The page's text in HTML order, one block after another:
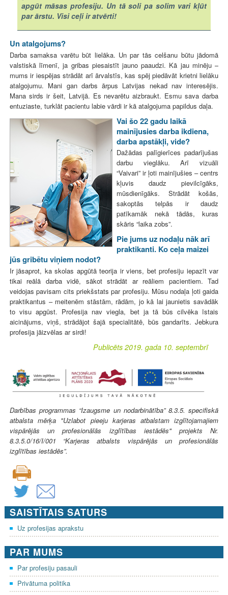
apgūt māsas profesiju. Un tā soli pa solim vari kļūt
par ārstu. Visi ceļi ir atvērti!
Un atalgojums?
Darba samaksa varētu būt lielāka. Un par tās celšanu būtu jādomā
valstiskā līmenī, ja gribas piesaistīt jauno paaudzi. Kā jau minēju –
mums ir iespējas strādāt arī ārvalstīs, kas spēj piedāvāt krietni lielāku
atalgojumu. Mani gan darbs ārpus Latvijas nekad nav interesējis.
Mana sirds ir šeit, Latvijā. Es nevarētu aizbraukt. Esmu sava darba
entuziaste, turklāt pacientu labie vārdi ir kā atalgojuma papildus daļa.
Vai šo 22 gadu laikā
mainījusies darba ikdiena,
darba apstākļi, vide?
Dažādas palīgierīces padarījušas
darbu vieglāku. Arī vizuāli
“Vaivari” ir ļoti mainījušies – centrs
kļuvis daudz pievilcīgāks,
mūsdienīgāks. Strādāt košās,
sakoptās telpās ir daudz
patīkamāk nekā tādās, kuras
skāris “laika zobs”.
Pie jums uz nodaļu nāk arī
praktikanti. Ko ceļa maizei
jūs gribētu viņiem nodot?
Ir jāsaprot, ka skolas apgūtā teorija ir viens, bet profesiju iepazīt var
tikai reālā darba vidē, sākot strādāt ar reāliem pacientiem. Tad
veidojas pavisam cits priekšstats par profesiju. Mūsu nodaļa ļoti gaida
praktikantus – meitenēm stāstām, rādām, jo kā lai jaunietis savādāk
to visu apgūst. Profesija nav viegla, bet ja tā būs cilvēka īstais
aicinājums, viņš, strādājot šajā specialitātē, būs gandarīts. Jebkura
profesija jāizvēlas ar sirdi!
Publicēts 2019. gada 10. septembrī
Darbības programmas “Izaugsme un nodarbinātība” 8.3.5. specifiskā
atbalsta mērķa "Uzlabot pieeju karjeras atbalstam izglītojamajiem
vispārējās un profesionālās izglītības iestādēs" projekts Nr.
8.3.5.0/16/I/001 “Karjeras atbalsts vispārējās un profesionālās
izglītības iestādēs”.
SAISTĪTAIS SATURS
Uz profesijas aprakstu
PAR MUMS
Par profesiju pasauli
Privātuma politika